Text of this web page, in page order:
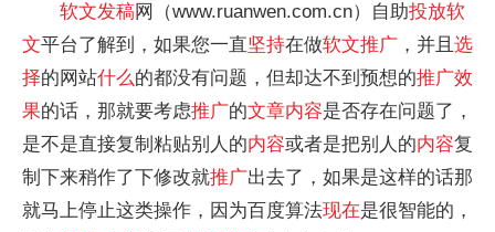
软文发稿网（www.ruanwen.com.cn）自助投放软
文平台了解到，如果您一直坚持在做软文推广 ，并且 选
择的网站什么的都没有问题，但却达不到预想的推广效
果的话，那就要考虑推广的文章内容是否存在问题了，
是不是直接复制粘贴别人的内容或者是把别人的内容复
制下来稍作了下修改就推广出去了，如果是这样的话那
就马上停止这类操作，因为百度算法现在是很智能的，